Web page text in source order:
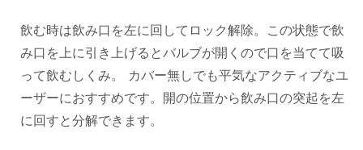
飲む時は飲み口を左に回してロック解除。この状態で飲
み口を上に引き上げるとバルブが開くので口を当てて吸
って飲むしくみ。 カバー無しでも平気なアクティブなユ
ーザーにおすすめです。開の位置から飲み口の突起を左
に回すと分解できます。